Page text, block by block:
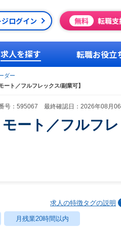
ログイン 無料 転職支
求人を探す 転職お役立
ダー
ト／フルフレックス/副業可】
号：595067 最終確認日：2026年08月06
ート／フルフレ
求人の特徴タグの説明
月残業20時間以内